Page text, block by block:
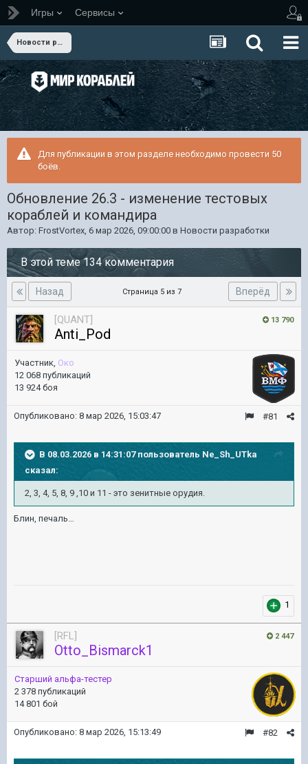
Игры Сервисы
Новости разработки
Для публикации в этом разделе необходимо провести 50
боёв.
Обновление 26.3 - изменение тестовых
кораблей и командира
Автор: FrostVortex, 6 мар 2026, 09:00:00 в Новости разработки
В этой теме 134 комментария
Назад Вперёд
Страница 5 из 7
13 790
[QUANT]
Anti_Pod
Участник, Око
12 068 публикаций
13 924 боя
#81
Опубликовано: 8 мар 2026, 15:03:47
В 08.03.2026 в 14:31:07 пользователь Ne_Sh_UTka
сказал:
2, 3, 4, 5, 8, 9 ,10 и 11 - это зенитные орудия.
Блин, печаль…
1
2 447
[RFL]
Otto_Bismarck1
Старший альфа-тестер
2 378 публикаций
14 801 бой
#82
Опубликовано: 8 мар 2026, 15:13:49